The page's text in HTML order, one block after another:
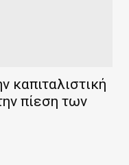
καπιταλιστική
πίεση των